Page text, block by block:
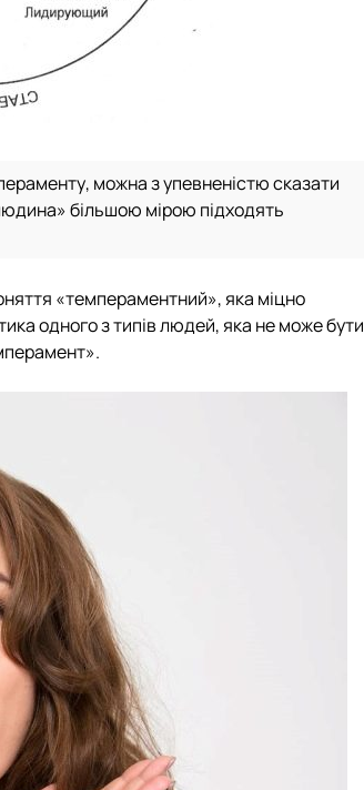
можна з упевненістю сказати
більшою мірою підходять
«темпераментний», яка міцно
одного з типів людей, яка не може бути